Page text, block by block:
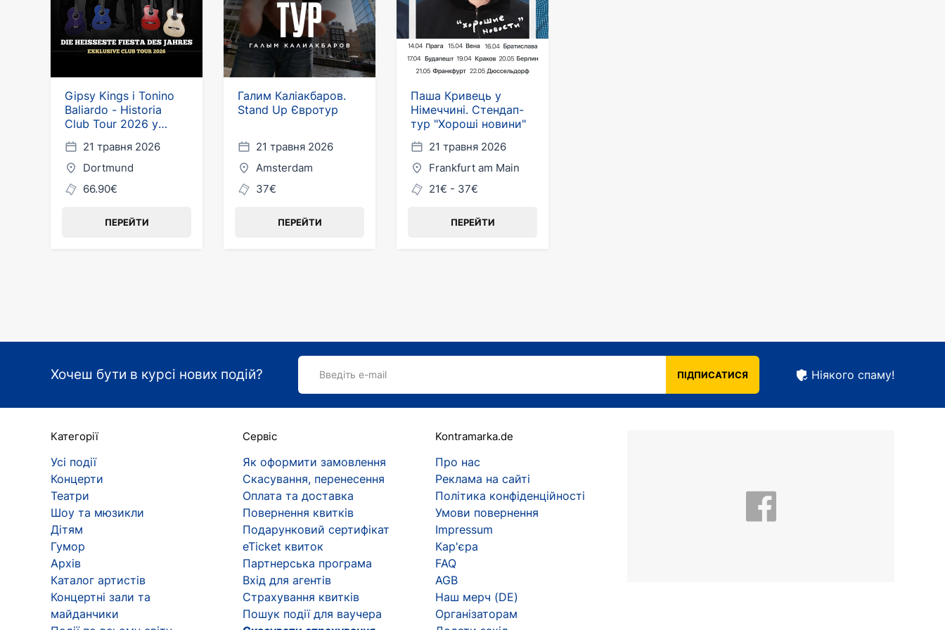
Gipsy Kings і Tonino
Baliardo - Historia
Club Tour 2026 у
Німеччині
21 травня 2026
Dortmund
66.90€
ПЕРЕЙТИ
Галим Каліакбаров.
Stand Up Євротур
21 травня 2026
Amsterdam
37€
ПЕРЕЙТИ
Паша Кривець у
Німеччині. Стендап-
тур "Хороші новини"
21 травня 2026
Frankfurt am Main
21€ - 37€
ПЕРЕЙТИ
Хочеш бути в курсі нових подій? Введіть e-mail ПІДПИСАТИСЯ Ніякого спаму!
Категорії
Усі події
Концерти
Театри
Шоу та мюзикли
Дітям
Гумор
Архів
Каталог артистів
Концертні зали та
майданчики
Сервіс
Як оформити замовлення
Скасування, перенесення
Оплата та доставка
Повернення квитків
Подарунковий сертифікат
eTicket квиток
Партнерська програма
Вхід для агентів
Страхування квитків
Пошук події для ваучера
Kontramarka.de
Про нас
Реклама на сайті
Політика конфіденційності
Умови повернення
Impressum
Кар'єра
FAQ
AGB
Наш мерч (DE)
Організаторам